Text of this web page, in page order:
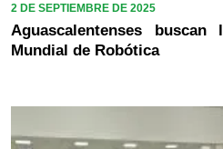
2 DE SEPTIEMBRE DE 2025
Aguascalentenses
Mundial de Robótica